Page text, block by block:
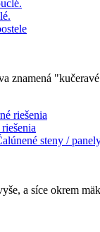
znamená
steny /
a síce okrem